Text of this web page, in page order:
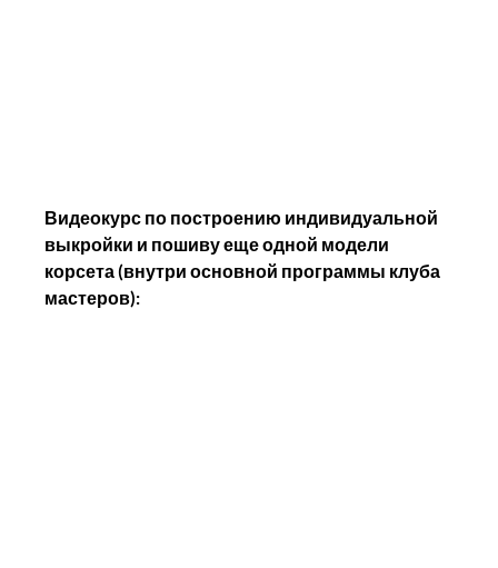
Видеокурс по построению индивидуальной
выкройки и пошиву еще одной модели
корсета (внутри основной программы клуба
мастеров):